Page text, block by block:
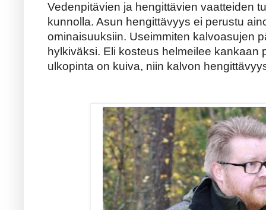
Vedenpitävien ja hengittävien vaatteiden
kunnolla. Asun hengittävyys ei perustu
ominaisuuksiin. Useimmiten kalvoasujen
hylkiväksi. Eli kosteus helmeilee kankaan
ulkopinta on kuiva, niin kalvon